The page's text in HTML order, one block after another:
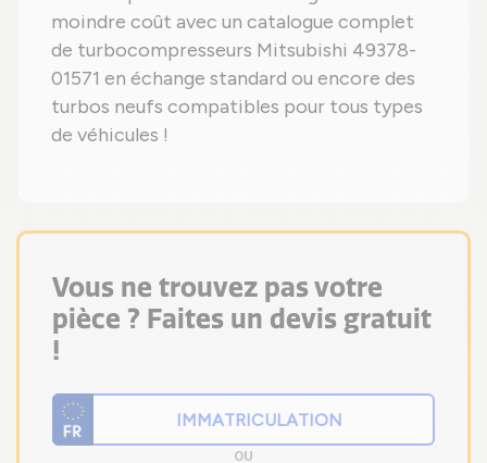
moindre coût avec un catalogue complet
de turbocompresseurs Mitsubishi 49378-
01571 en échange standard ou encore des
turbos neufs compatibles pour tous types
de véhicules !
Vous ne trouvez pas votre
pièce ? Faites un devis gratuit
!
OU